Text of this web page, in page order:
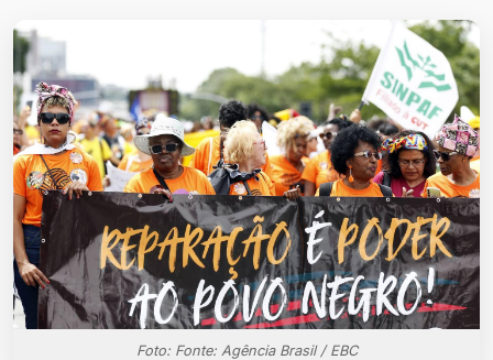
Foto: Fonte: Agência Brasil / EBC